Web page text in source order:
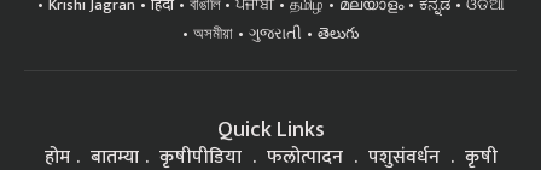
Krishi Jagran हिंदी বাঙালি ਪੰਜਾਬੀ தமிழ் മലയാളം ಕನ್ನಡ
ଓଡିଆ
অসমীয়া
ગુજરાતી తెలుగు
Quick Links
होम बातम्या कृषीपीडिया फलोत्पादन पशुसंवर्धन
कृषी